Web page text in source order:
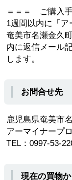
＝＝＝ ご購入
1週間以内に「
奄美市名瀬金久
内に返信メール
します。
お問合せ先
鹿児島県奄美市
アーマイナープ
TEL：0997-53-
現在の買物